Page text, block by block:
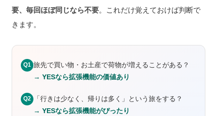
要、毎回ほぼ同じなら不要。これだけ覚えておけば判断で
きます。
Q1 旅先で買い物・お土産で荷物が増えることがある？
→ YESなら拡張機能の価値あり
Q2
「行きは少なく、帰りは多く」という旅をする？
→ YESなら拡張機能がぴったり